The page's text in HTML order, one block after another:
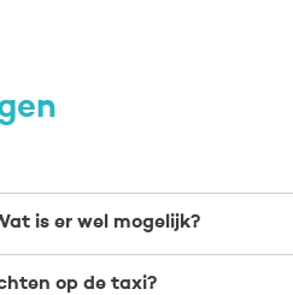
is er wel mogelijk?
op de taxi?